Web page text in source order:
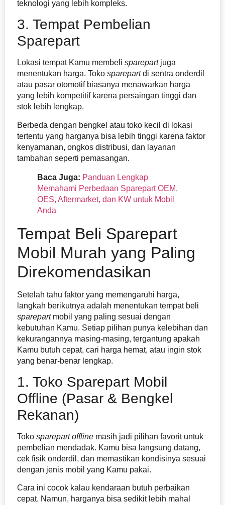
teknologi yang lebih kompleks.
3. Tempat Pembelian
Sparepart
Lokasi tempat Kamu membeli sparepartjuga
menentukan harga. Toko sparepartdi sentra onderdil
atau pasar otomotif biasanya menawarkan harga
yang lebih kompetitif karena persaingan tinggi dan
stok lebih lengkap.
Berbeda dengan bengkel atau toko kecil di lokasi
tertentu yang harganya bisa lebih tinggi karena faktor
kenyamanan, ongkos distribusi, dan layanan
tambahan seperti pemasangan.
Baca Juga: Panduan Lengkap
Memahami Perbedaan Sparepart OEM,
OES, Aftermarket, dan KW untuk Mobil
Anda
Tempat Beli Sparepart
Mobil Murah yang Paling
Direkomendasikan
Setelah tahu faktor yang memengaruhi harga,
langkah berikutnya adalah menentukan tempat beli
sparepart mobil yang paling sesuai dengan
kebutuhan Kamu. Setiap pilihan punya kelebihan dan
kekurangannya masing-masing, tergantung apakah
Kamu butuh cepat, cari harga hemat, atau ingin stok
yang benar-benar lengkap.
1. Toko Sparepart Mobil
Offline (Pasar & Bengkel
Rekanan)
Toko sparepart offline masih jadi pilihan favorit untuk
pembelian mendadak. Kamu bisa langsung datang,
cek fisik onderdil, dan memastikan kondisinya sesuai
dengan jenis mobil yang Kamu pakai.
Cara ini cocok kalau kendaraan butuh perbaikan
cepat. Namun, harganya bisa sedikit lebih mahal